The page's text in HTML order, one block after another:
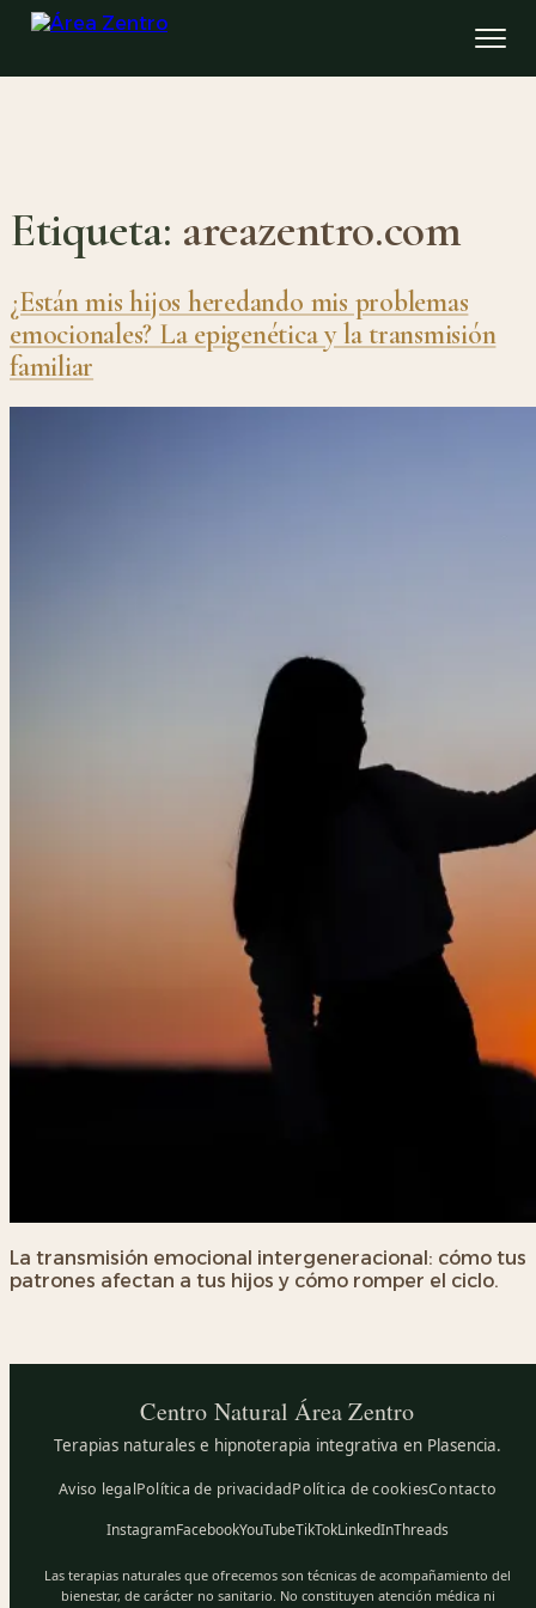
Etiqueta: areazentro.com
¿Están mis hijos heredando mis problemas
emocionales? La epigenética y la transmisión
familiar
La transmisión emocional intergeneracional: cómo tus
patrones afectan a tus hijos y cómo romper el ciclo.
Centro NaturalÁrea Zentro
Terapias naturales e hipnoterapia integrativa en Plasencia.
Aviso legalPolítica de privacidadPolítica de cookiesContacto
InstagramFacebookYouTubeTikTokLinkedInThreads
Las terapias naturales que ofrecemos son técnicas de acompañamiento del
bienestar, de carácter no sanitario. No constituyen atención médica ni